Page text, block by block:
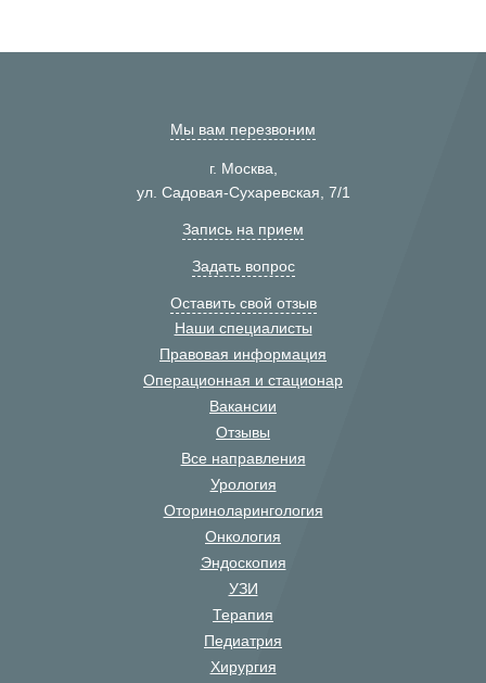
Мы вам перезвоним
г. Москва,
ул. Садовая-Сухаревская, 7/1
Запись на прием
Задать вопрос
Оставить свой отзыв
Наши специалисты
Правовая информация
Операционная и стационар
Вакансии
Отзывы
Все направления
Урология
Оториноларингология
Онкология
Эндоскопия
УЗИ
Терапия
Педиатрия
Хирургия